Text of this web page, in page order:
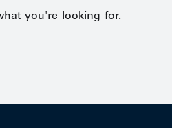
you're looking for.